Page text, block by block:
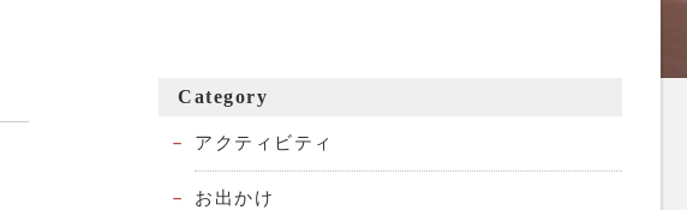
Category
アクティビティ
お出かけ